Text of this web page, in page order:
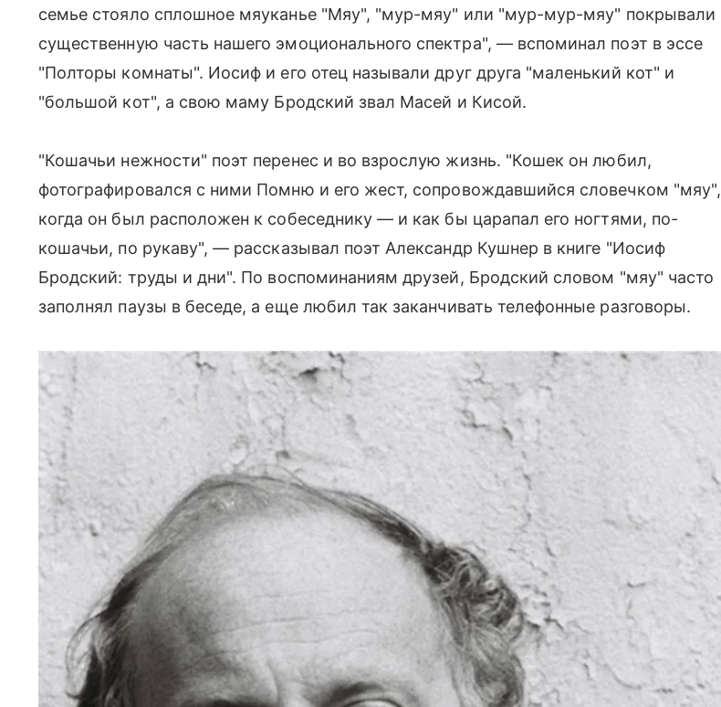
семье стояло сплошное мяуканье "Мяу", "мур-мяу" или "мур-мур-мяу" покрывали
существенную часть нашего эмоционального спектра", — вспоминал поэт в эссе
"Полторы комнаты". Иосиф и его отец называли друг друга "маленький кот" и
"большой кот", а свою маму Бродский звал Масей и Кисой.
"Кошачьи нежности" поэт перенес и во взрослую жизнь. "Кошек он любил,
фотографировался с ними Помню и его жест, сопровождавшийся словечком "мяу",
когда он был расположен к собеседнику — и как бы царапал его ногтями, по-
кошачьи, по рукаву", — рассказывал поэт Александр Кушнер в книге "Иосиф
Бродский: труды и дни". По воспоминаниям друзей, Бродский словом "мяу" часто
заполнял паузы в беседе, а еще любил так заканчивать телефонные разговоры.